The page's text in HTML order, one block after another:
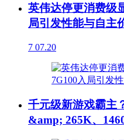
英伟达停更消费级
局引发性能与自主
7 07.20
千元级新游戏霸主
&amp; 265K、